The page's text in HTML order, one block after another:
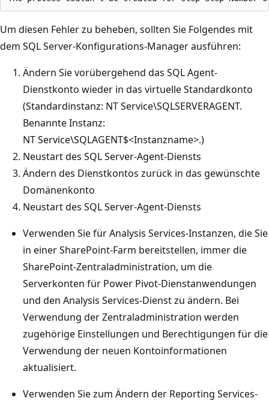
Um diesen Fehler zu beheben, sollten Sie Folgendes mit
dem SQL Server-Konfigurations-Manager ausführen:
Ändern Sie vorübergehend das SQL Agent-
Dienstkonto wieder in das virtuelle Standardkonto
(Standardinstanz: NT Service\SQLSERVERAGENT.
Benannte Instanz:
NT Service\SQLAGENT$<Instanzname>.)
Neustart des SQL Server-Agent-Diensts
Ändern des Dienstkontos zurück in das gewünschte
Domänenkonto
Neustart des SQL Server-Agent-Diensts
Verwenden Sie für Analysis Services-Instanzen, die Sie
in einer SharePoint-Farm bereitstellen, immer die
SharePoint-Zentraladministration, um die
Serverkonten für Power Pivot-Dienstanwendungen
und den Analysis Services-Dienst zu ändern. Bei
Verwendung der Zentraladministration werden
zugehörige Einstellungen und Berechtigungen für die
Verwendung der neuen Kontoinformationen
aktualisiert.
Verwenden Sie zum Ändern der Reporting Services-